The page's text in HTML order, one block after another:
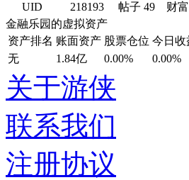
UID
218193 帖子 49 财
金融乐园的虚拟资产
资产排名 账面资产 股票仓位 今日收
无
1.84亿 0.00% 0.00%
关于游侠
联系我们
注册协议